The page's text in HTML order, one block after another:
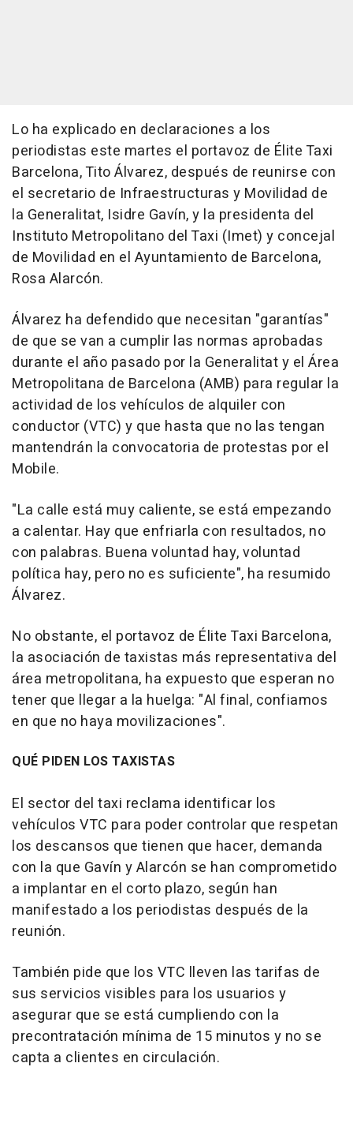
Lo ha explicado en declaraciones a los
periodistas este martes el portavoz de Élite Taxi
Barcelona, Tito Álvarez, después de reunirse con
el secretario de Infraestructuras y Movilidad de
la Generalitat, Isidre Gavín, y la presidenta del
Instituto Metropolitano del Taxi (Imet) y concejal
de Movilidad en el Ayuntamiento de Barcelona,
Rosa Alarcón.
Álvarez ha defendido que necesitan "garantías"
de que se van a cumplir las normas aprobadas
durante el año pasado por la Generalitat y el Área
Metropolitana de Barcelona (AMB) para regular la
actividad de los vehículos de alquiler con
conductor (VTC) y que hasta que no las tengan
mantendrán la convocatoria de protestas por el
Mobile.
"La calle está muy caliente, se está empezando
a calentar. Hay que enfriarla con resultados, no
con palabras. Buena voluntad hay, voluntad
política hay, pero no es suficiente", ha resumido
Álvarez.
No obstante, el portavoz de Élite Taxi Barcelona,
la asociación de taxistas más representativa del
área metropolitana, ha expuesto que esperan no
tener que llegar a la huelga: "Al final, confiamos
en que no haya movilizaciones".
QUÉ PIDEN LOS TAXISTAS
El sector del taxi reclama identificar los
vehículos VTC para poder controlar que respetan
los descansos que tienen que hacer, demanda
con la que Gavín y Alarcón se han comprometido
a implantar en el corto plazo, según han
manifestado a los periodistas después de la
reunión.
También pide que los VTC lleven las tarifas de
sus servicios visibles para los usuarios y
asegurar que se está cumpliendo con la
precontratación mínima de 15 minutos y no se
capta a clientes en circulación.